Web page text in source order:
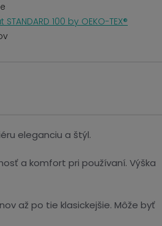
100 by OEKO-TEX®
eleganciu a štýl.
a komfort pri používaní. Výška
až po tie klasickejšie. Môže byť